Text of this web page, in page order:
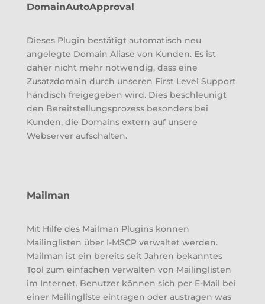
DomainAutoApproval
Dieses Plugin bestätigt automatisch neu
angelegte Domain Aliase von Kunden. Es ist
daher nicht mehr notwendig, dass eine
Zusatzdomain durch unseren First Level Support
händisch freigegeben wird. Dies beschleunigt
den Bereitstellungsprozess besonders bei
Kunden, die Domains extern auf unsere
Webserver aufschalten.
Mailman
Mit Hilfe des Mailman Plugins können
Mailinglisten über I-MSCP verwaltet werden.
Mailman ist ein bereits seit Jahren bekanntes
Tool zum einfachen verwalten von Mailinglisten
im Internet. Benutzer können sich per E-Mail bei
einer Mailingliste eintragen oder austragen was